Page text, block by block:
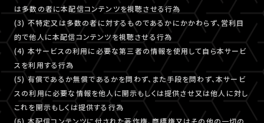
は多数の者に本配信コンテンツを視聴させる行為
(3) 不特定又は多数の者に対するものであるかにかかわらず、営利目
的で他人に本配信コンテンツを視聴させる行為
(4) 本サービスの利用に必要な第三者の情報を使用して自ら本サービ
スを利用する行為
(5) 有償であるか無償であるかを問わず、また手段を問わず、本サービ
スの利用に必要な情報を他人に開示もしくは提供させ又は他人に対し
これを開示もしくは提供する行為
(6) 本配信コンテンツに付された著作権、商標権又はその他の一切の